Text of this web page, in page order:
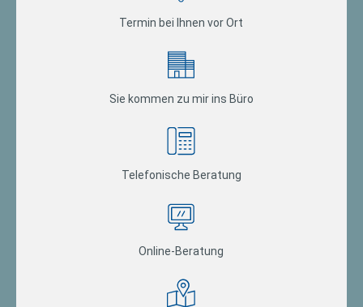
Termin bei Ihnen vor Ort
Sie kommen zu mir ins Büro
Telefonische Beratung
Online-Beratung